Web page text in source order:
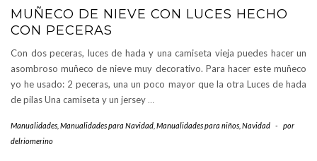
MUÑECO DE NIEVE CON LUCES HECHO
CON PECERAS
Con dos peceras, luces de hada y una camiseta vieja puedes hacer un
asombroso muñeco de nieve muy decorativo. Para hacer este muñeco
yo he usado: 2 peceras, una un poco mayor que la otra Luces de hada
de pilas Una camiseta y un jersey …
Manualidades Manualidades para Navidad Manualidades para niños Navidad -
por
delriomerino